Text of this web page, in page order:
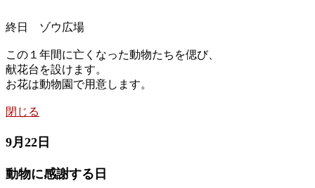
終日 ゾウ広場
この１年間に亡くなった動物たちを偲び、
献花台を設けます。
お花は動物園で用意します。
閉じる
9月22日
動物に感謝する日